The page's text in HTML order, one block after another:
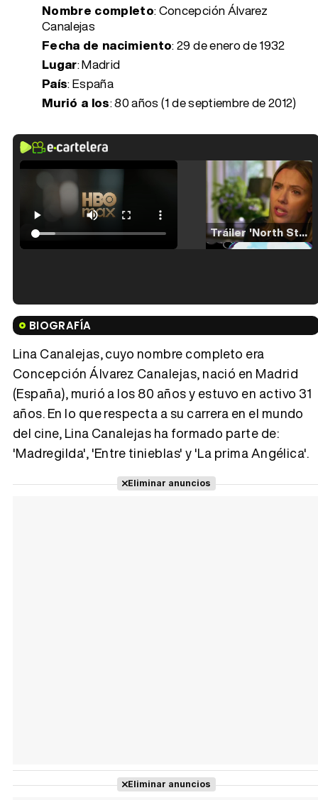
Nombre completo: Concepción Álvarez
Canalejas
Fecha de nacimiento:29 de enero de 1932
Lugar: Madrid
País: España
Murió a los:80 años (1 de septiembre de 2012)
Tráiler 'North Star' (2023)
Tráiler en español de 'La isla olvidada'
Tráiler 'Vida perra' (2026)
BIOGRAFÍA
Lina Canalejas, cuyo nombre completo era
Concepción Álvarez Canalejas, nació en Madrid
(España), murió a los 80 años y estuvo en activo 31
años. En lo que respecta a su carrera en el mundo
del cine, Lina Canalejas ha formado parte de:
'Madregilda', 'Entre tinieblas' y 'La prima Angélica'.
Eliminar anuncios
Eliminar anuncios